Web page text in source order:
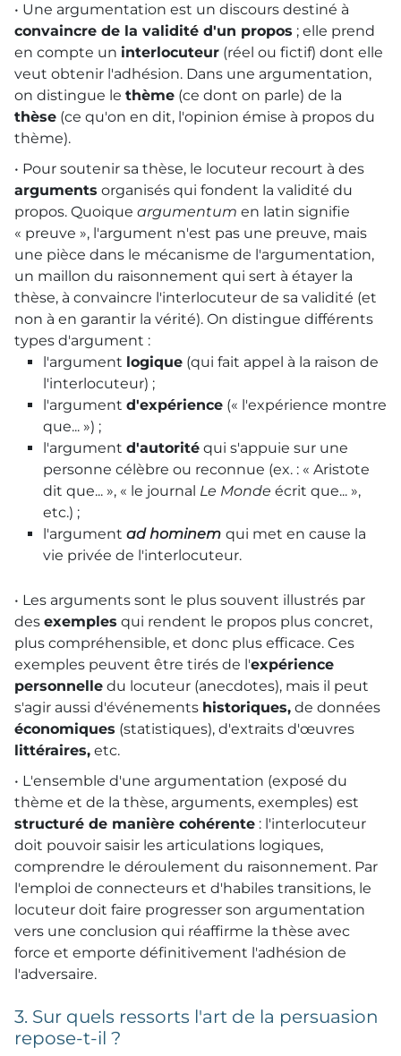
• Une argumentation est un discours destiné à
convaincre de la validité d'un propos ; elle prend
en compte un interlocuteur (réel ou fictif) dont elle
veut obtenir l'adhésion. Dans une argumentation,
on distingue le thème (ce dont on parle) de la
thèse (ce qu'on en dit, l'opinion émise à propos du
thème).
• Pour soutenir sa thèse, le locuteur recourt à des
arguments organisés qui fondent la validité du
propos. Quoique argumentum en latin signifie
« preuve », l'argument n'est pas une preuve, mais
une pièce dans le mécanisme de l'argumentation,
un maillon du raisonnement qui sert à étayer la
thèse, à convaincre l'interlocuteur de sa validité (et
non à en garantir la vérité). On distingue différents
types d'argument :
l'argument logique (qui fait appel à la raison de
l'interlocuteur) ;
l'argument d'expérience (« l'expérience montre
que... ») ;
l'argument d'autorité qui s'appuie sur une
personne célèbre ou reconnue (ex. : « Aristote
dit que... », « le journal Le Monde écrit que... »,
etc.) ;
l'argument ad hominem qui met en cause la
vie privée de l'interlocuteur.
• Les arguments sont le plus souvent illustrés par
des exemples qui rendent le propos plus concret,
plus compréhensible, et donc plus efficace. Ces
exemples peuvent être tirés de l'expérience
personnelle du locuteur (anecdotes), mais il peut
s'agir aussi d'événements historiques, de données
économiques (statistiques), d'extraits d'œuvres
littéraires, etc.
• L'ensemble d'une argumentation (exposé du
thème et de la thèse, arguments, exemples) est
structuré de manière cohérente : l'interlocuteur
doit pouvoir saisir les articulations logiques,
comprendre le déroulement du raisonnement. Par
l'emploi de connecteurs et d'habiles transitions, le
locuteur doit faire progresser son argumentation
vers une conclusion qui réaffirme la thèse avec
force et emporte définitivement l'adhésion de
l'adversaire.
3. Sur quels ressorts l'art de la persuasion
repose-t-il ?